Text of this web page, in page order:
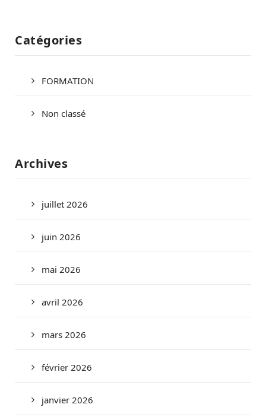
Catégories
FORMATION
Non classé
Archives
juillet 2026
juin 2026
mai 2026
avril 2026
mars 2026
février 2026
janvier 2026